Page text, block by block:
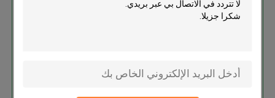
FOV زووم بصري
استمر